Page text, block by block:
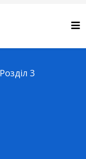
Розділ 3